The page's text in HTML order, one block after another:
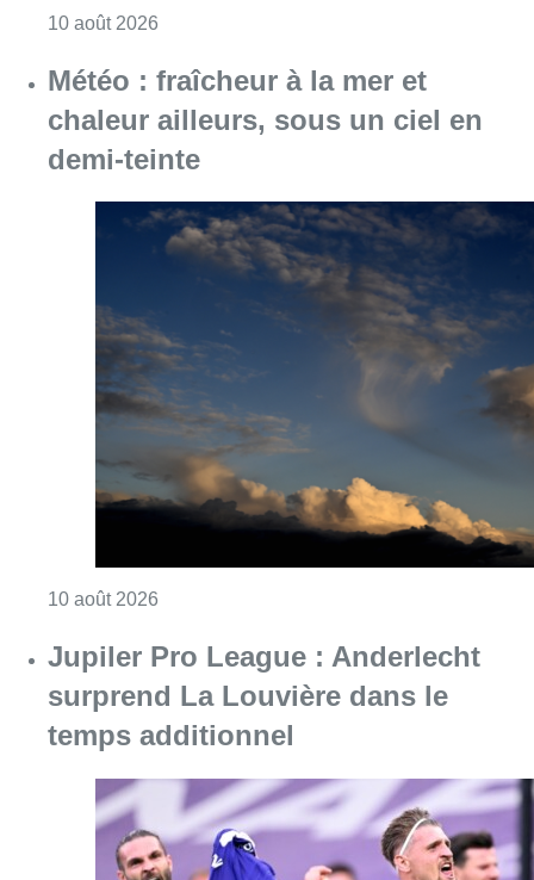
10 août 2026
Météo : fraîcheur à la mer et
chaleur ailleurs, sous un ciel en
demi-teinte
10 août 2026
Jupiler Pro League : Anderlecht
surprend La Louvière dans le
temps additionnel